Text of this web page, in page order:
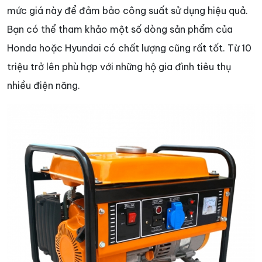
mức giá này để đảm bảo công suất sử dụng hiệu quả.
Bạn có thể tham khảo một số dòng sản phẩm của
Honda hoặc Hyundai có chất lượng cũng rất tốt. Từ 10
triệu trở lên phù hợp với những hộ gia đình tiêu thụ
nhiều điện năng.